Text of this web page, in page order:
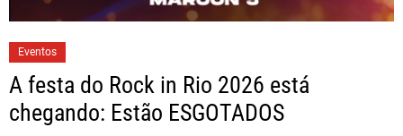
Eventos
A festa do Rock in Rio 2026 está
chegando: Estão ESGOTADOS